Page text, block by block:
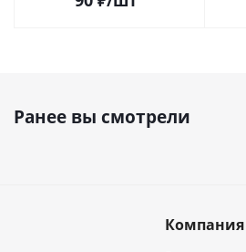
Ранее вы смотрели
Компания